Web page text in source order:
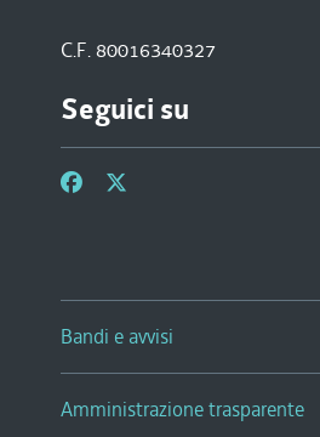
C.F. 80016340327
Seguici su
Bandi e avvisi
Amministrazione trasparente